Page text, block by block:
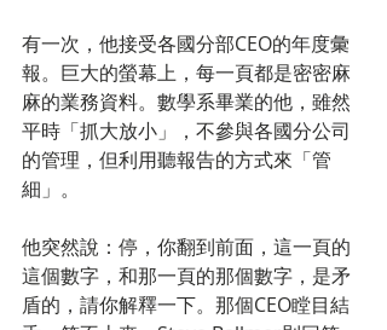
有一次，他接受各國分部CEO的年度彙
報。巨大的螢幕上，每一頁都是密密麻
麻的業務資料。數學系畢業的他，雖然
平時「抓大放小」，不參與各國分公司
的管理，但利用聽報告的方式來「管
細」。
他突然說：停，你翻到前面，這一頁的
這個數字，和那一頁的那個數字，是矛
盾的，請你解釋一下。那個CEO瞠目結